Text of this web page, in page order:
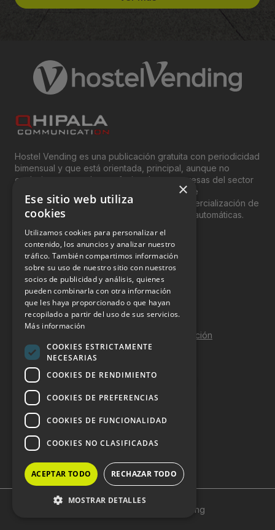
Hostel Vending es una publicación gratuita con periodicidad
bimensual y que está orientada, principal, aunque no
exclusivamente, a los profesionales y empresas del sector
del “Vending”; nombre con el que se conoce
genéricamente entre profesionales a la comercialización de
productos y servicios a través de máquinas automáticas.
INFORMACIÓN LEGAL
Aviso Legal
Política de Privacidad
Política de Cookies
Política de calidad y seguridad de la información
Contacto
DOSSIER Y CONTRATACIÓN
Dossier 2026 (ES)
Dossier 2026 (EN)
Copyright © 2024 HostelVending
×
Ese sitio web utiliza
cookies
Utilizamos cookies para personalizar el
contenido, los anuncios y analizar nuestro
tráfico. También compartimos información
sobre su uso de nuestro sitio con nuestros
socios de publicidad y análisis, quienes
pueden combinarla con otra información
que les haya proporcionado o que hayan
recopilado a partir del uso de sus servicios.
Más información
COOKIES ESTRICTAMENTE
NECESARIAS
COOKIES DE RENDIMIENTO
COOKIES DE PREFERENCIAS
COOKIES DE FUNCIONALIDAD
COOKIES NO CLASIFICADAS
ACEPTAR TODO RECHAZAR TODO
MOSTRAR DETALLES